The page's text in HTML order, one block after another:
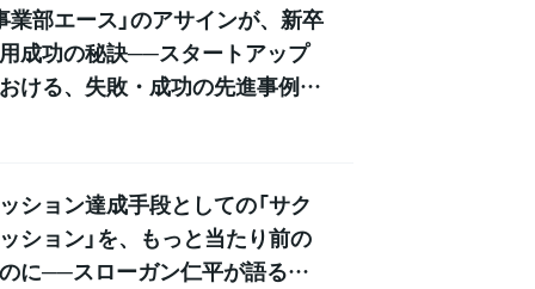
業部エース」のアサインが、新卒
成功の秘訣──スタートアップ
ける、失敗・成功の先進事例か
ション達成手段としての「サク
ション」を、もっと当たり前の
に──スローガン仁平が語る、